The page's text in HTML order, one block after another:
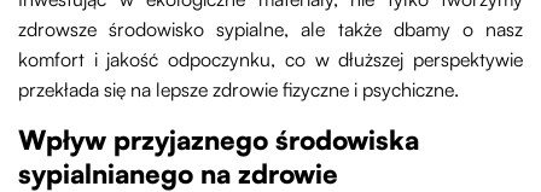
zdrowsze środowisko sypialne, ale także dbamy o nasz
komfort i jakość odpoczynku, co w dłuższej perspektywie
przekłada się na lepsze zdrowie fizyczne i psychiczne.
Wpływ przyjaznego środowiska
sypialnianego na zdrowie